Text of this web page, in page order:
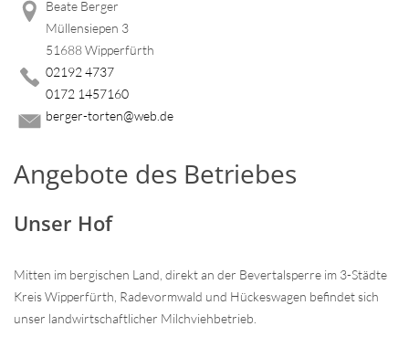
Beate Berger
Müllensiepen 3
51688 Wipperfürth
02192 4737
0172 1457160
berger-torten@web.de
Angebote des Betriebes
Unser Hof
Mitten im bergischen Land, direkt an der Bevertalsperre im 3-Städte
Kreis Wipperfürth, Radevormwald und Hückeswagen befindet sich
unser landwirtschaftlicher Milchviehbetrieb.